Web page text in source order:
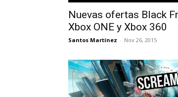
Nuevas ofertas Black
Xbox ONE y Xbox 360
Santos Martínez - Nov 26, 2015